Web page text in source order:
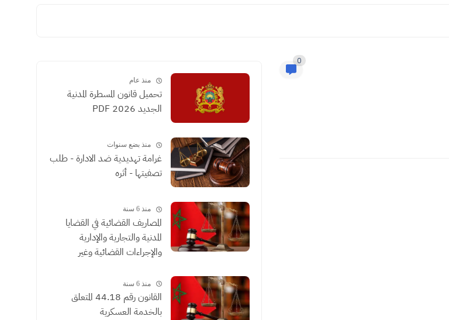
0
منذ عام
تحميل قانون المسطرة المدنية
الجديد 2026 PDF
منذ بضع سنوات
غرامة تهديدية ضد الادارة - طلب
تصفيتها - أثره
منذ 6 سنة
المصاريف القضائية في القضايا
المدنية والتجارية والإدارية
والإجراءات القضائية وغير
الموثقون
منذ 6 سنة
القانون رقم 44.18 المتعلق
بالخدمة العسكرية